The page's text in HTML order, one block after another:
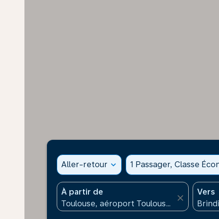
Aller-retour expand_more 1 Passager, Classe
À partir de
close
Vers